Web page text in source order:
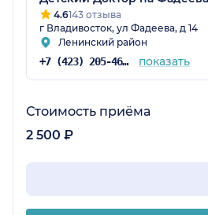
4.6143 отзыва
г Владивосток, ул Фадеева, д 14
Ленинский район
+7 (423) 205-46-95 показать
Стоимость приёма
2 500 ₽